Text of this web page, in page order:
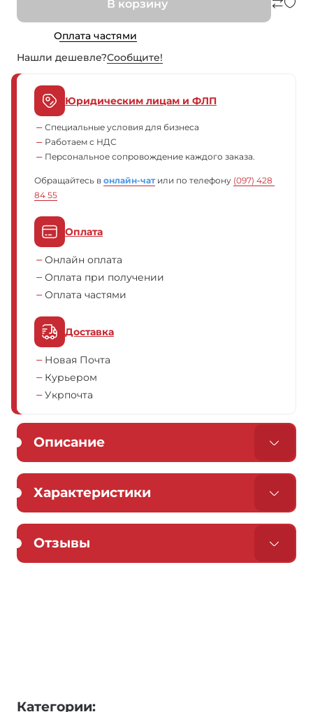
В корзину
Оплата частями
Нашли дешевле?Сообщите!
Юридическим лицам и ФЛП
Специальные условия для бизнеса
Работаем с НДС
Персональное сопровождение каждого заказа.
Обращайтесь в онлайн-чатили по телефону (097) 428
84 55
Оплата
Онлайн оплата
Оплата при получении
Оплата частями
Доставка
Новая Почта
Курьером
Укрпочта
Описание
Характеристики
Отзывы
Категории: